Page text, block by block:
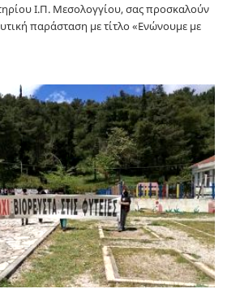
Ι.Π. Μεσολογγίου, σας προσκαλούν
παράσταση με τίτλο «Ενώνουμε με